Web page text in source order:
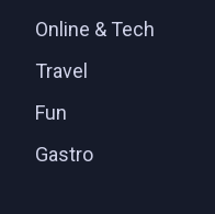
Online & Tech
Travel
Fun
Gastro